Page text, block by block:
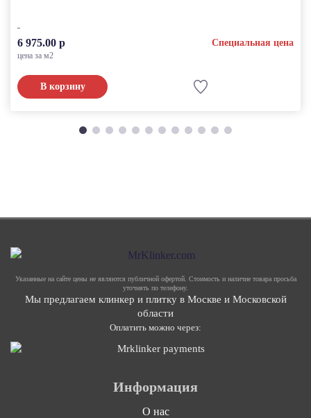
6 975.00 р Специальная цена
цена за м2
В корзину
Указанные на сайте цены не являются публичной офертой. Стоимость и наличие товара просьба
уточнять по телефону.
Мы предлагаем клинкер и плитку в Москве и Московской
области
Оплатить можно через:
Информация
О нас